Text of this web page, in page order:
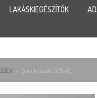
LAKÁSKIEGÉSZÍTŐK
SZÉK > Giro karszék 629140